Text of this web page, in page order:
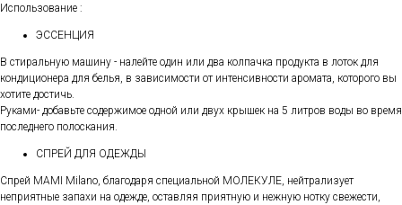
Использование :
ЭССЕНЦИЯ
В стиральную машину - налейте один или два колпачка продукта в лоток для
кондиционера для белья, в зависимости от интенсивности аромата, которого вы
хотите достичь.
Руками- добавьте содержимое одной или двух крышек на 5 литров воды во время
последнего полоскания.
СПРЕЙ ДЛЯ ОДЕЖДЫ
Спрей MAMI Milano, благодаря специальной МОЛЕКУЛЕ, нейтрализует
неприятные запахи на одежде, оставляя приятную и нежную нотку свежести,